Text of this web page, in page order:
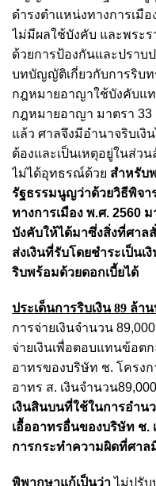
ดํารงตําแหน่งทางการเมือ
ไม่มีผลใช้บังคับ และพระ
ด้วยการป้องกันและปราบ
บทบัญญัติเกี่ยวกับการริบท
กฎหมายอาญาใช้บังคับแ
กฎหมายอาญา มาตรา 33
แล้ว ศาลจึงมีอํานาจริบเ
ต้องและเป็นเหตุอยู่ในส่ว
ไม่ได้อุทธรณ์ด้วย สําหรับ
รัฐธรรมนูญว่าด้วยวิธีพิจ
ทางการเมือง พ.ศ. 2560
บังคับให้ได้มาซึ่งสิ่งที่ศาล
ส่งเงินที่รับโดยชําระเป็น
ริบพร้อมด้วยดอกเบี้ยได้
ประเด็นการริบเงิน 89 ล้
การจ่ายเงินจํานวน
จ่ายเงินเพื่อตอบแทนข้อต
อาทรของบริษัท ช. โครง
อาทร ส. เงินจํานวน
เงินสินบนที่ใช้ในการอําน
เอื้ออาทรอื่นของบริษัท ช.
การกระทําความผิดที่ศาล
พิพากษาแก้เป็นว่าไม่ปรั